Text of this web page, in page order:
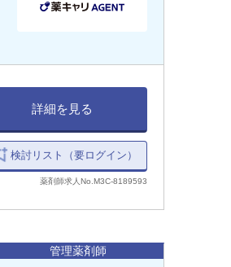
詳細を見る
検討リスト（要ログイン）
薬剤師求人No.M3C-8189593
管理薬剤師